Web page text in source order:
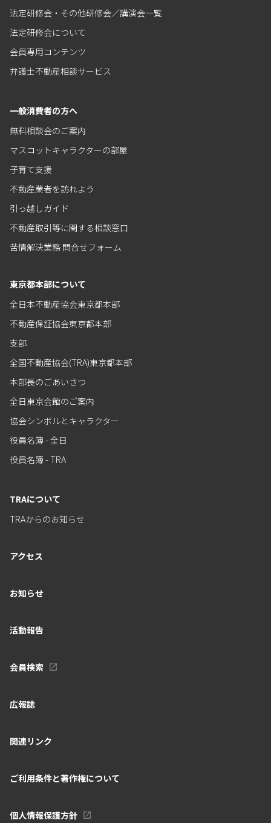
法定研修会・その他研修会／講演会一覧
法定研修会について
会員専用コンテンツ
弁護士不動産相談サービス
一般消費者の方へ
無料相談会のご案内
マスコットキャラクターの部屋
子育て支援
不動産業者を訪れよう
引っ越しガイド
不動産取引等に関する相談窓口
苦情解決業務 問合せフォーム
東京都本部について
全日本不動産協会東京都本部
不動産保証協会東京都本部
支部
全国不動産協会(TRA)東京都本部
本部長のごあいさつ
全日東京会館のご案内
協会シンボルとキャラクター
役員名簿 - 全日
役員名簿 - TRA
TRAについて
TRAからのお知らせ
アクセス
お知らせ
活動報告
会員検索
広報誌
関連リンク
ご利用条件と著作権について
個人情報保護方針